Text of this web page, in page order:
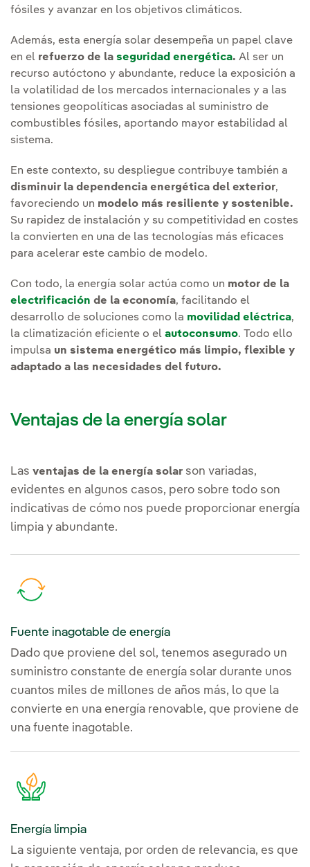
fósiles y avanzar en los objetivos climáticos.
Además, esta energía solar desempeña un papel clave
en el refuerzo de la seguridad energética. Al ser un
recurso autóctono y abundante, reduce la exposición a
la volatilidad de los mercados internacionales y a las
tensiones geopolíticas asociadas al suministro de
combustibles fósiles, aportando mayor estabilidad al
sistema.
En este contexto, su despliegue contribuye también a
disminuir la dependencia energética del exterior,
favoreciendo un modelo más resiliente y sostenible.
Su rapidez de instalación y su competitividad en costes
la convierten en una de las tecnologías más eficaces
para acelerar este cambio de modelo.
Con todo, la energía solar actúa como un motor de la
electrificación de la economía, facilitando el
desarrollo de soluciones como la movilidad eléctrica,
la climatización eficiente o el autoconsumo. Todo ello
impulsa un sistema energético más limpio, flexible y
adaptado a las necesidades del futuro.
Ventajas de la energía solar
Las ventajas de la energía solar son variadas,
evidentes en algunos casos, pero sobre todo son
indicativas de cómo nos puede proporcionar energía
limpia y abundante.
Fuente inagotable de energía
Dado que proviene del sol, tenemos asegurado un
suministro constante de energía solar durante unos
cuantos miles de millones de años más, lo que la
convierte en una energía renovable, que proviene de
una fuente inagotable.
Energía limpia
La siguiente ventaja, por orden de relevancia, es que